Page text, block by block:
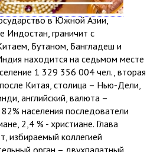
в Южной Азии,
Индостан, граничит с
Бутаном, Бангладеш и
находится на седьмом месте
1 329 356 004 чел., вторая
Китая, столица – Нью-Дели,
английский, валюта –
населения последователи
2,4 % - христиане. Глава
избираемый коллегией
орган – двухпалатный